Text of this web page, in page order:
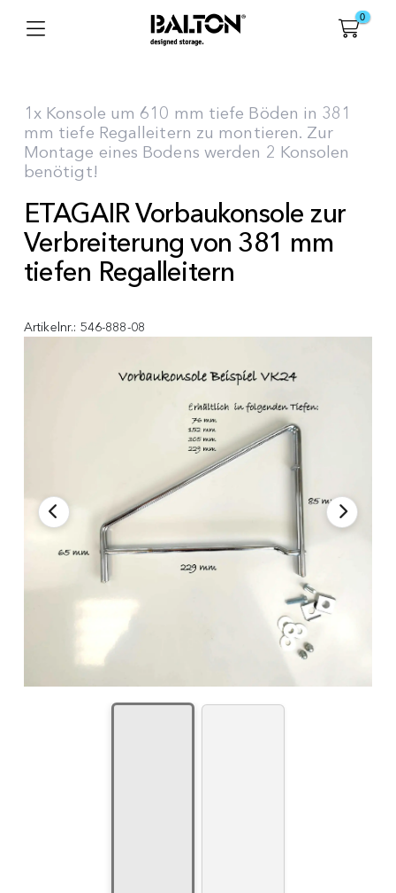
0
1x Konsole um 610 mm tiefe Böden in 381
mm tiefe Regalleitern zu montieren. Zur
Montage eines Bodens werden 2 Konsolen
benötigt!
ETAGAIR Vorbaukonsole zur
Verbreiterung von 381 mm
tiefen Regalleitern
Artikelnr.: 546-888-08